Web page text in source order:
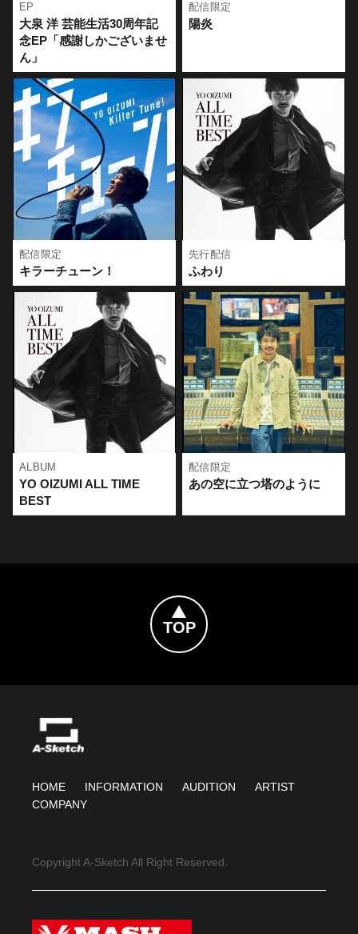
※オリジナル特典「A4クリアファイル - A ver.」は商品に同梱
しお送りいたします。
※対象商品1点につき1枚のエントリーカードが付与されます。
エントリーカード1枚につき、１口ご応募いただけます。商品を
複数点ご購入の場合、複数口ご応募が可能です。
※ご当選は各会場おひとり様1口までとなります。
[Loppi端末でのご購入]
Loppi端末TOP画面の「各種番号をお持ちの方」より、商品番号
を入力し店内レジにて代金をお支払い下さい。
・・・
商品番号
●AW16802183：大泉 洋 芸能生活30周年記念EP「感謝しかござ
いません」【初回限定盤】(CD+Blu-ray)
●AW16802184：大泉 洋 芸能生活30周年記念EP「感謝しかござ
いません」
・・・
※Loppi端末から排出される「申込券」をお持ちになり、30分以
内にご注文いただいた店舗のレジにてお支払いください。
※お支払いには「現金」「クレジットカード」「QRコード決
済」「電子マネー」等がご利用いただけます。
※購入代金をお支払い後のキャンセルは一切お受けできませ
ん。
※ローソン店内Loppiでのご購入の場合、ご予約された店舗での
お受け取りとなります。
※エントリーカードは商品に同梱されております。
※受取可能期間はご案内する受取可能日から7日です。
※既にご予約済のお客様もイベント応募抽選の対象となりま
す。
※販売期間、発売日、仕様は変更になる場合がございます。
※数量限定のため、期間内でも完売となる場合がございます。
ユニバーサル ミュージック カスタマーサービス・センター
https://support.universal-music.co.jp/hc/ja
受付時間：月～金 10:00～18:00(祝祭日を除く)
※お問い合わせへのご返答は、メールにてご連絡差し上げてお
※お問い合わせ内容によっては、返信にお時間をいただく場合
※営業時間外のお問い合わせは、翌営業日以降の回答とさせて
いただきます。
https://www.hmv.co.jp/members/contacthmv/entry/?
qcode=255w.withlive.jp/help.html
答えできない場合がございます。
大泉 洋 芸能生活３０周年記念EP「感謝しかございません」応
大泉 洋 芸能生活３０周年記念EP「感謝しかございません」発
※全会場、全席指定となります。
【エントリーカード配布期間】
～9月6日(日)23:59
※9月６日（日）23:59までに決済が完了している商品が配布対
象となります
【対象商品】
2026年8月12日（水）発売
「大泉 洋 芸能生活30周年記念EP「感謝しかございません」
◎初回限定盤[CD+Blu-ray] 5,280円 (税込) / AZCS-19001
◎通常盤[CD only] 2,750円 (税込) / AZCS-10001
※オリジナル特典「A4クリアファイル - A ver.」を1:1で付与い
たします。
※オリジナル特典は規定数に達し次第終了となります。
【応募方法（HMV&BOOKS online/Loppi）】
①対象商品のご購入
期間内に対象商品を当サイト（HMV&BOOKS online）・Loppi
にてご購入いただいた方に商品同梱にてエントリーカードをお
渡しいたします。
＜ご購入期間＞
～2026年9月6日(日)23:59
※期間内でも商品の上限に達した場合は受付終了となります。
※期日までにご予約・ご購入いただいた方に商品と同梱でご購
入枚数分のエントリーカードを送付します。
▶ご予約はこちら
https://www.hmv.co.jp/news/article/260724125/
＜ご購入に関する注意事項＞
※対象商品1点につき1枚のエントリーカードが付与されます。
エントリーカード1枚につき、１口ご応募いただけます。商品を
複数点ご購入の場合、複数口ご応募が可能です。
を入力し店内レジにて代金をお支払い下さい。
・・・
いません」【初回限定盤】(CD+Blu-ray)
●AW16802184：大泉 洋 芸能生活30周年記念EP「感謝しかござ
※Loppi端末から排出される「申込券」をお持ちになり、30分以
内にご注文いただいた店舗のレジにてお支払いください。
※お支払いには「現金」「クレジットカード」「QRコード決
※購入代金をお支払い後のキャンセルは一切お受けできませ
この日のために用意された新曲の数々や、ファンがこよなく愛
する定番曲を惜しみなく披露。
バラエティ豊かなセットリストと盤石なトークで会場を沸か
せ、
約3時間にわたるステージはあっという間に感じられる濃密な時
間となった。
歓喜に包まれた北海きたえーる。
大泉の地元・北海道で迎えた開幕を会場全体が祝福した。
芸能生活３０周年記念！！大泉洋リサイタル２-リベンジ-
日程：2026年5月30日（土）、31日（日） 15:00開場 / 16:00
開演
日程：2026年6月11日（木） 17:00開場 / 18:00開演 13日
（土）、14日（日） 15:00開場 / 16:00開演
開演
<横浜アリーナ公演を全国の映画館でライブ・ビューイング＆デ
EP
大泉 洋 芸能生活30周年記
念EP「感謝しかございませ
ん」
配信限定
陽炎
配信限定
キラーチューン！
先行配信
ふわり
ALBUM
YO OIZUMI ALL TIME
BEST
配信限定
あの空に立つ塔のように
HOME INFORMATION AUDITION
ARTIST
COMPANY
Copyright A-Sketch All Right Reserved.